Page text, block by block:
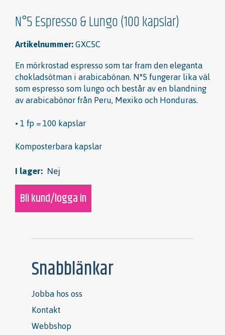
N°5 Espresso & Lungo (100 kapslar)
Artikelnummer:GXC5C
En mörkrostad espresso som tar fram den eleganta
chokladsötman i arabicabönan. N°5 fungerar lika väl
som espresso som lungo och består av en blandning
av arabicabönor från Peru, Mexiko och Honduras.
• 1 fp = 100 kapslar
Komposterbara kapslar
I lager: Nej
Bli kund/logga in
Snabblänkar
Jobba hos oss
Kontakt
Webbshop